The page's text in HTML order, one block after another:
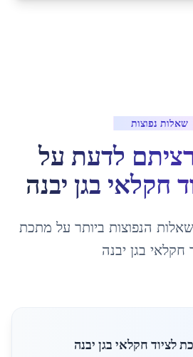
שאלות נפוצות
לדעת על
חקלאי בגן יבנה
הנפוצות ביותר על מתכת
חקלאי בגן יבנה
לציוד חקלאי בגן יבנה